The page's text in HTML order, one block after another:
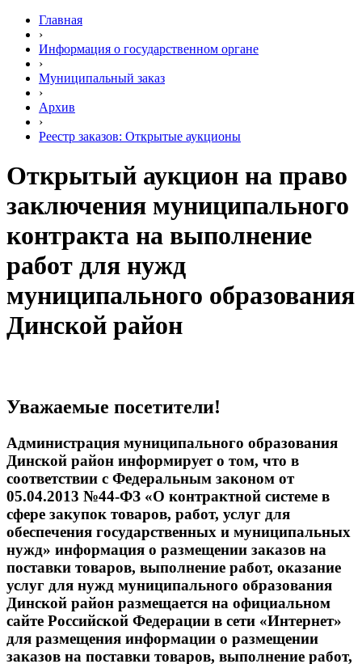
Главная
›
Информация о государственном органе
›
Муниципальный заказ
›
Архив
›
Реестр заказов: Открытые аукционы
Открытый аукцион на право
заключения муниципального
контракта на выполнение
работ для нужд
муниципального образования
Динской район
Уважаемые посетители!
Администрация муниципального образования
Динской район информирует о том, что в
соответствии с Федеральным законом от
05.04.2013 №44-ФЗ «О контрактной системе в
сфере закупок товаров, работ, услуг для
обеспечения государственных и муниципальных
нужд» информация о размещении заказов на
поставки товаров, выполнение работ, оказание
услуг для нужд муниципального образования
Динской район размещается на официальном
сайте Российской Федерации в сети «Интернет»
для размещения информации о размещении
заказов на поставки товаров, выполнение работ,